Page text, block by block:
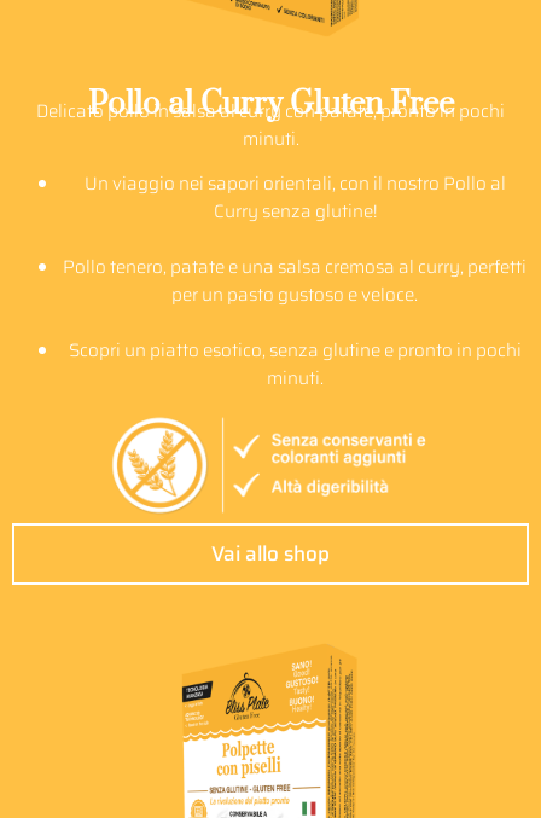
Pollo al Curry Gluten Free
Delicato pollo in salsa al curry con patate, pronto in pochi
minuti.
Un viaggio nei sapori orientali, con il nostro Pollo al
Curry senza glutine!
Pollo tenero, patate e una salsa cremosa al curry, perfetti
per un pasto gustoso e veloce.
Scopri un piatto esotico, senza glutine e pronto in pochi
minuti.
Vai allo shop